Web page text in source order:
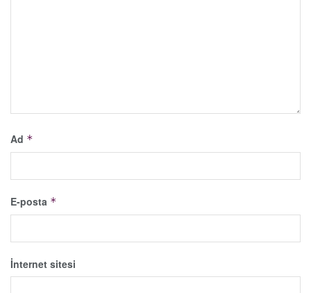
Ad *
E-posta *
İnternet sitesi